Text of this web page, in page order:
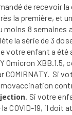
de recevoir la
la première, et
moins 8 semaines
la série de 3
votre enfant a été
Omicron XBB.1.5,
Si
. Si votre
COVID-19, il doit